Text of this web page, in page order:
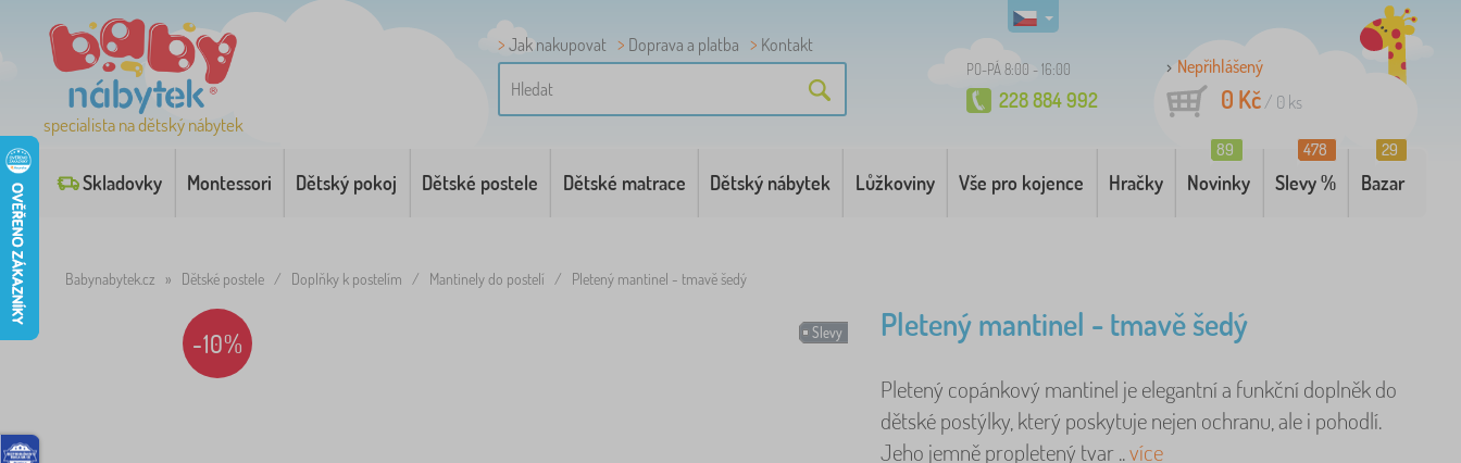
specialista na dětský nábytek
Jak nakupovat Doprava a platba Kontakt
PO-PÁ 8:00 - 16:00
228 884 992
Nepřihlášený
0 Kč/ 0 ks
Skladovky Montessori Dětský pokoj Dětské postele Dětské matrace Dětský nábytek Lůžkoviny Vše pro kojence Hračky Novinky
89
Slevy %
478
Bazar
29
Babynabytek.cz » Dětské postele / Doplňky k postelím / Mantinely do postelí / Pletený mantinel - tmavě šedý
Slevy
-10% Pletený mantinel - tmavě šedý
Pletený copánkový mantinel je elegantní a funkční doplněk do
dětské postýlky, který poskytuje nejen ochranu, ale i pohodlí.
Jeho jemně propletený tvar ..více